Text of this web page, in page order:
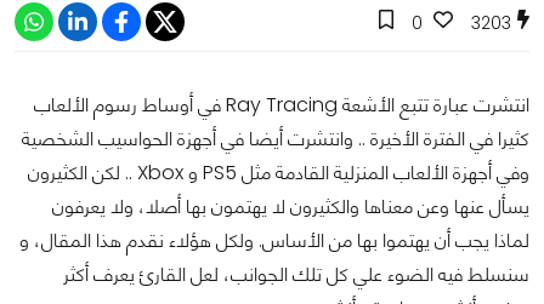
3203
0
انتشرت عبارة تتبع الأشعة Ray Tracing في أوساط رسوم الألعاب
كثيرا في الفترة الأخيرة .. وانتشرت أيضا في أجهزة الحواسيب الشخصية
وفي أجهزة الألعاب المنزلية القادمة مثل PS5 و Xbox .. لكن الكثيرون
يسأل عنها وعن معناها والكثيرون لا يهتمون بها أصلا، ولا يعرفون
لماذا يجب أن يهتموا بها من الأساس. ولكل هؤلاء نقدم هذا المقال، و
سنسلط فيه الضوء علي كل تلك الجوانب، لعل القارئ يعرف أكثر